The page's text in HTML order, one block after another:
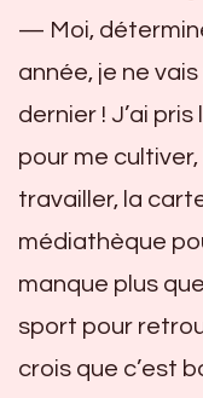
— Moi,
année, je ne
dernier ! J’ai
pour me
travailler, la
médiathèque
manque plus
sport pour
crois que c’est